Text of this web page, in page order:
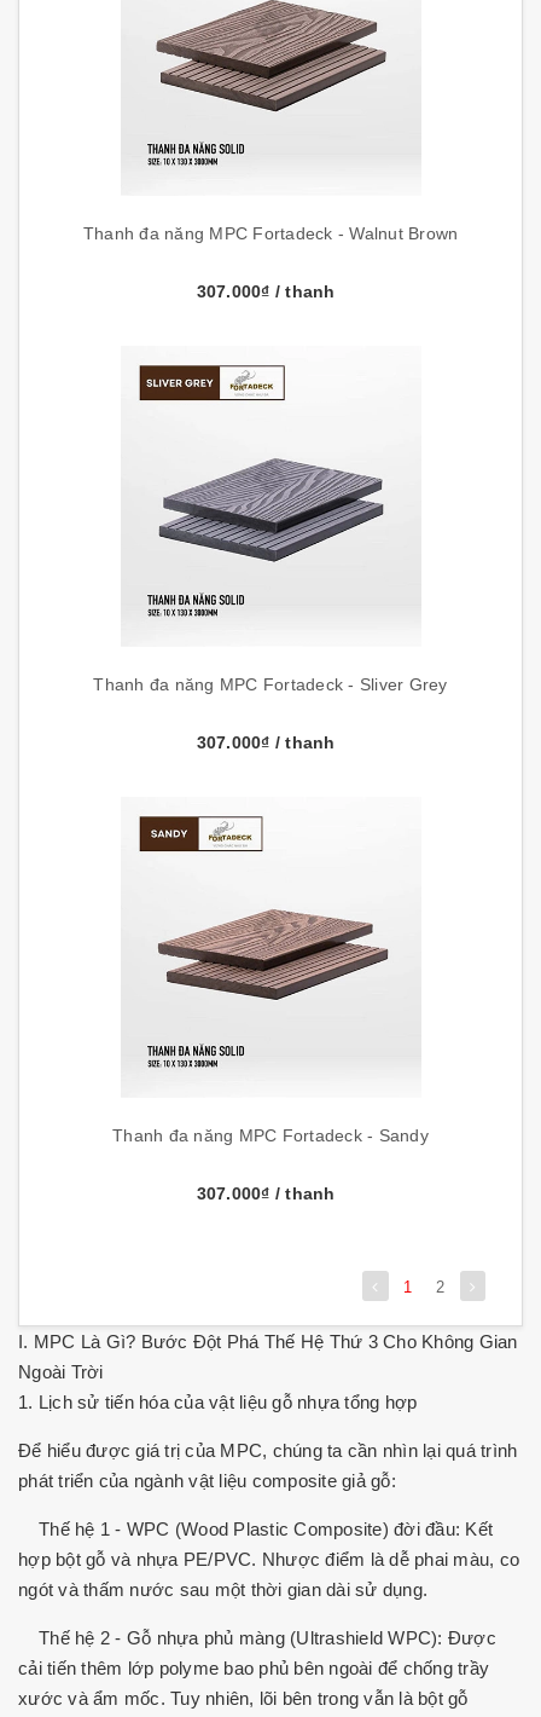
Thanh đa năng MPC Fortadeck - Walnut Brown
307.000₫ / thanh
Thanh đa năng MPC Fortadeck - Sliver Grey
307.000₫ / thanh
Thanh đa năng MPC Fortadeck - Sandy
307.000₫ / thanh
1 2
I. MPC Là Gì? Bước Đột Phá Thế Hệ Thứ 3 Cho Không Gian
Ngoài Trời
1. Lịch sử tiến hóa của vật liệu gỗ nhựa tổng hợp
Để hiểu được giá trị của MPC, chúng ta cần nhìn lại quá trình
phát triển của ngành vật liệu composite giả gỗ:
Thế hệ 1 - WPC (Wood Plastic Composite) đời đầu: Kết
hợp bột gỗ và nhựa PE/PVC. Nhược điểm là dễ phai màu, co
ngót và thấm nước sau một thời gian dài sử dụng.
Thế hệ 2 - Gỗ nhựa phủ màng (Ultrashield WPC): Được
cải tiến thêm lớp polyme bao phủ bên ngoài để chống trầy
xước và ẩm mốc. Tuy nhiên, lõi bên trong vẫn là bột gỗ